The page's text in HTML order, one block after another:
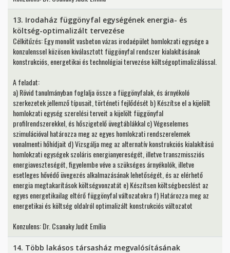
13. Irodaház függönyfal egységének energia- és
költség-optimalizált tervezése
Célkitűzés: Egy monolit vasbeton vázas irodaépület homlokzati egysége a
konzulenssel közösen kiválasztott függönyfal rendszer kialakításának
konstrukciós, energetikai és technológiai tervezése költségoptimalizálással.
A feladat:
a) Rövid tanulmányban foglalja össze a függönyfalak, és árnyékoló
szerkezetek jellemző típusait, történeti fejlődését b) Készítse el a kijelölt
homlokzati egység szerelési terveit a kijelölt függönyfal
profilrendszerekkel, és hőszigetelő üvegtáblákkal c) Végeselemes
szimulációval határozza meg az egyes homlokzati rendszerelemek
vonalmenti hőhídjait d) Vizsgálja meg az alternatív konstrukciós kialakítású
homlokzati egységek szoláris energianyereségét, illetve transzmissziós
energiaveszteségét, figyelembe véve a szükséges árnyékolók, illetve
esetleges hővédő üvegezés alkalmazásának lehetőségét, és az elérhető
energia megtakarítások költségvonzatát e) Készítsen költségbecslést az
egyes energetikailag eltérő függönyfal változatokra f) Határozza meg az
energetikai és költség oldalról optimalizált konstrukciós változatot
Konzulens: Dr. Csanaky Judit Emília
14. Több lakásos társasház megvalósításának